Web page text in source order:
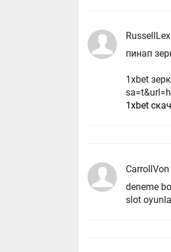
RussellLex
пинап
1xbet
1xbet
CarrollVon
deneme
slot